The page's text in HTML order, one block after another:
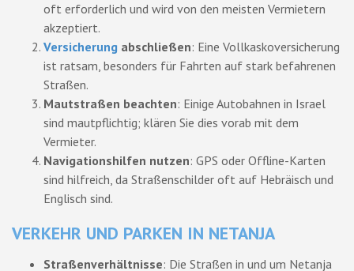
oft erforderlich und wird von den meisten Vermietern
akzeptiert.
Versicherung abschließen: Eine Vollkaskoversicherung
ist ratsam, besonders für Fahrten auf stark befahrenen
Straßen.
Mautstraßen beachten: Einige Autobahnen in Israel
sind mautpflichtig; klären Sie dies vorab mit dem
Vermieter.
Navigationshilfen nutzen: GPS oder Offline-Karten
sind hilfreich, da Straßenschilder oft auf Hebräisch und
Englisch sind.
VERKEHR UND PARKEN IN NETANJA
Straßenverhältnisse: Die Straßen in und um Netanja